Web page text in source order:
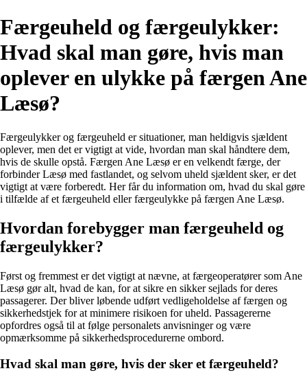
Færgeuheld og færgeulykker:
Hvad skal man gøre, hvis man
oplever en ulykke på færgen Ane
Læsø?
Færgeulykker og færgeuheld er situationer, man heldigvis sjældent
oplever, men det er vigtigt at vide, hvordan man skal håndtere dem,
hvis de skulle opstå. Færgen Ane Læsø er en velkendt færge, der
forbinder Læsø med fastlandet, og selvom uheld sjældent sker, er det
vigtigt at være forberedt. Her får du information om, hvad du skal gøre
i tilfælde af et færgeuheld eller færgeulykke på færgen Ane Læsø.
Hvordan forebygger man færgeuheld og
færgeulykker?
Først og fremmest er det vigtigt at nævne, at færgeoperatører som Ane
Læsø gør alt, hvad de kan, for at sikre en sikker sejlads for deres
passagerer. Der bliver løbende udført vedligeholdelse af færgen og
sikkerhedstjek for at minimere risikoen for uheld. Passagererne
opfordres også til at følge personalets anvisninger og være
opmærksomme på sikkerhedsprocedurerne ombord.
Hvad skal man gøre, hvis der sker et færgeuheld?